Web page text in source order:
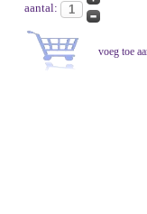
aantal: